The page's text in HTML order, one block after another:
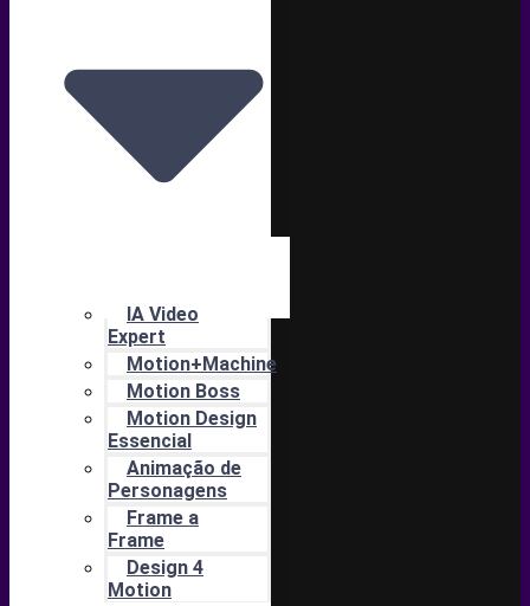
IA Video
Expert
Motion+Machine
Motion Boss
Motion Design
Essencial
Animação de
Personagens
Frame a
Frame
Design 4
Motion